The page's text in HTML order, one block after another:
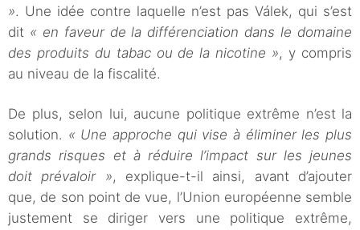
». Une idée contre laquelle n’est pas Válek, qui s’est
dit « en faveur de la différenciation dans le domaine
des produits du tabac ou de la nicotine », y compris
au niveau de la fiscalité.
De plus, selon lui, aucune politique extrême n’est la
solution. « Une approche qui vise à éliminer les plus
grands risques et à réduire l’impact sur les jeunes
doit prévaloir », explique-t-il ainsi, avant d’ajouter
que, de son point de vue, l’Union européenne semble
justement se diriger vers une politique extrême,